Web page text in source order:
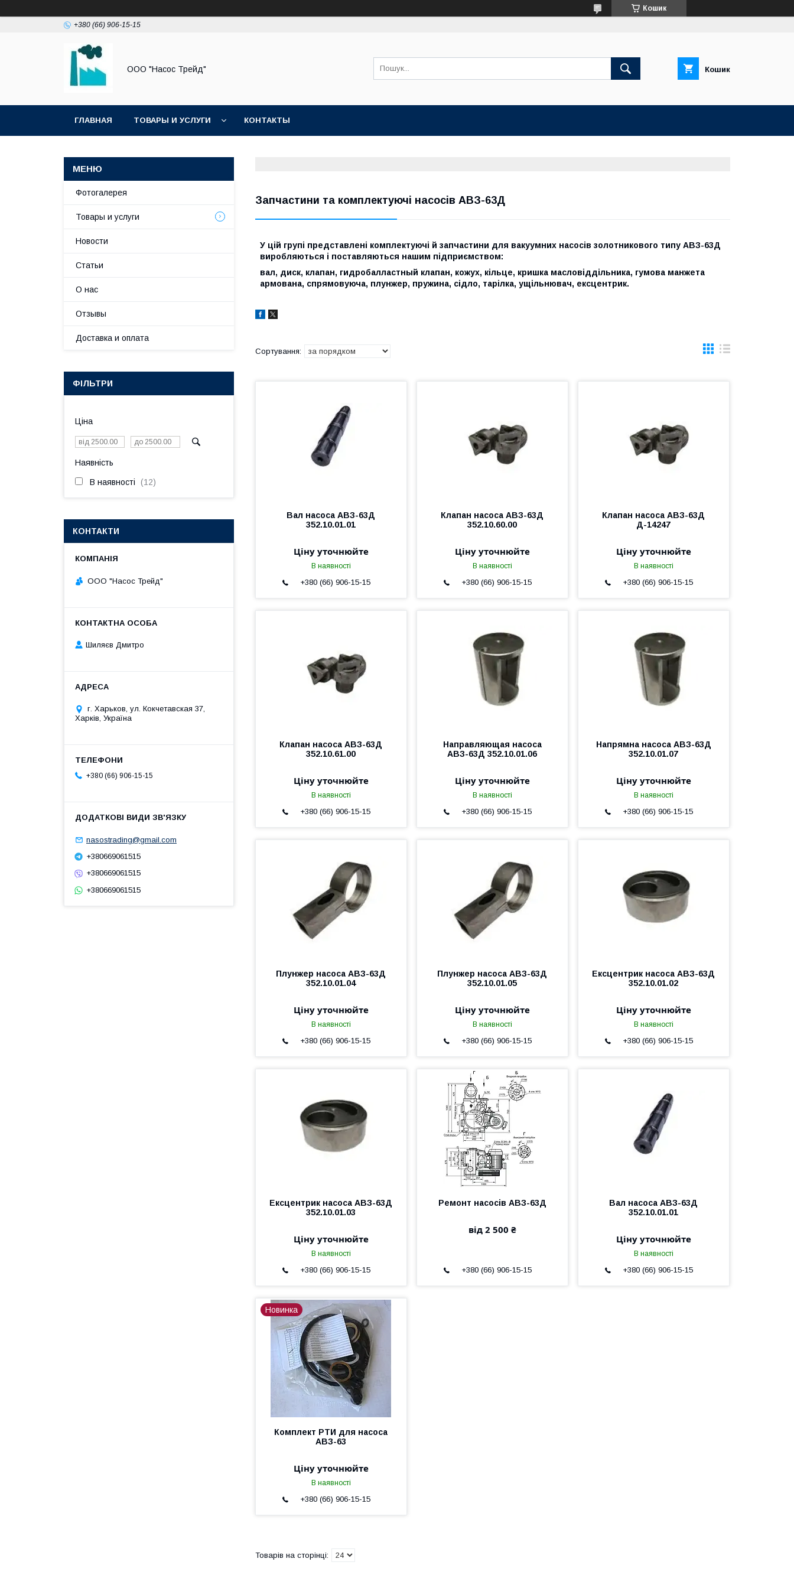
Кошик
+380 (66) 906-15-15
ООО "Насос Трейд" Кошик
ГЛАВНАЯ ТОВАРЫ И УСЛУГИ КОНТАКТЫ
Запчастини та комплектуючі насосів АВЗ-63Д
У цій групі представлені комплектуючі й запчастини для вакуумних насосів золотникового типу АВЗ-63Д
виробляються і поставляються нашим підприємством:
вал, диск, клапан, гидробалластный клапан, кожух, кільце, кришка масловіддільника, гумова манжета
армована, спрямовуюча, плунжер, пружина, сідло, тарілка, ущільнювач, ексцентрик.
Вал насоса АВЗ-63Д
352.10.01.01
Ціну уточнюйте
В наявності
+380 (66) 906-15-15
Клапан насоса АВЗ-63Д
352.10.60.00
Ціну уточнюйте
В наявності
+380 (66) 906-15-15
Клапан насоса АВЗ-63Д
Д-14247
Ціну уточнюйте
В наявності
+380 (66) 906-15-15
Клапан насоса АВЗ-63Д
352.10.61.00
Ціну уточнюйте
В наявності
+380 (66) 906-15-15
Направляющая насоса
АВЗ-63Д 352.10.01.06
Ціну уточнюйте
В наявності
+380 (66) 906-15-15
Напрямна насоса АВЗ-63Д
352.10.01.07
Ціну уточнюйте
В наявності
+380 (66) 906-15-15
Плунжер насоса АВЗ-63Д
352.10.01.04
Ціну уточнюйте
В наявності
+380 (66) 906-15-15
Плунжер насоса АВЗ-63Д
352.10.01.05
Ціну уточнюйте
В наявності
+380 (66) 906-15-15
Ексцентрик насоса АВЗ-63Д
352.10.01.02
Ціну уточнюйте
В наявності
+380 (66) 906-15-15
Ексцентрик насоса АВЗ-63Д
352.10.01.03
Ціну уточнюйте
В наявності
+380 (66) 906-15-15
Ремонт насосів АВЗ-63Д
від 2 500 ₴
+380 (66) 906-15-15
Вал насоса АВЗ-63Д
352.10.01.01
Ціну уточнюйте
В наявності
+380 (66) 906-15-15
Новинка
Комплект РТИ для насоса
АВЗ-63
Ціну уточнюйте
В наявності
+380 (66) 906-15-15
Фотогалерея
Товары и услуги
Новости
Статьи
О нас
Отзывы
Доставка и оплата
ФІЛЬТРИ
Ціна
Наявність
В наявності 12
КОНТАКТИ
ООО "Насос Трейд"
Шиляєв Дмитро
г. Харьков, ул. Кокчетавская 37,
Харків, Україна
+380 (66) 906-15-15
nasostrading@gmail.com
+380669061515
+380669061515
+380669061515